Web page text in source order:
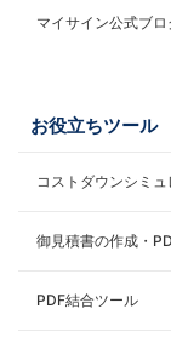
マイサイン公式ブロ
お役立ちツール
コストダウンシミ
御見積書の作成・
PDF結合ツール